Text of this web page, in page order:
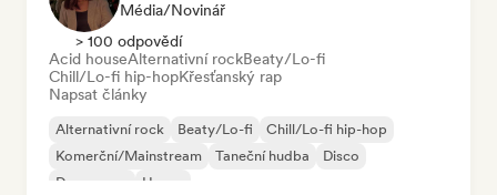
Média/novinář
> 100 odpovědí
Acid houseAlternativní rockBeaty/Lo-fi
Chill/Lo-fi hip-hopKřesťanský rap
Napsat články
Alternativní rock Beaty/Lo-fi
Chill/Lo-fi hip-hop
Komerční/Mainstream
Taneční hudba
Disco
Dream pop
House